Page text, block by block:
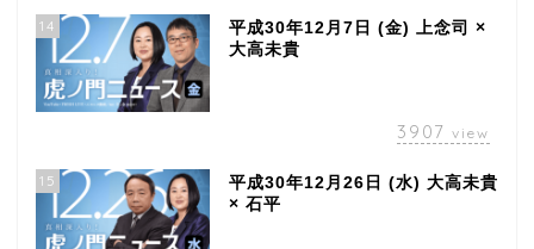
14
平成30年12月7日 (金) 上念司 ×
大高未貴
3907 view
15
平成30年12月26日 (水) 大高未貴
× 石平